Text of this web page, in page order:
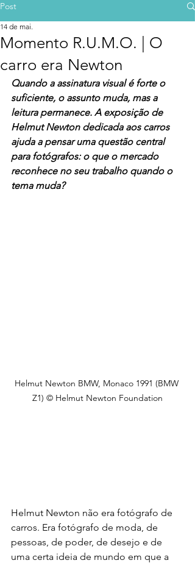
Post
Momento R.U.M.O. | O
carro era Newton
14 de mai.
Quando a assinatura visual é forte o
suficiente, o assunto muda, mas a
leitura permanece. A exposição de
Helmut Newton dedicada aos carros
ajuda a pensar uma questão central
para fotógrafos: o que o mercado
reconhece no seu trabalho quando o
tema muda?
Helmut Newton BMW, Monaco 1991 (BMW
Z1) © Helmut Newton Foundation
Helmut Newton não era fotógrafo de
carros. Era fotógrafo de moda, de
pessoas, de poder, de desejo e de
uma certa ideia de mundo em que a